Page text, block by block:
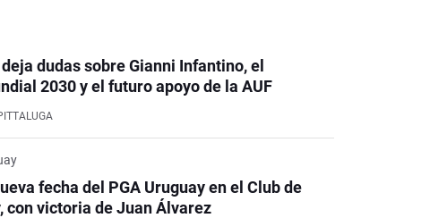
dudas sobre Gianni Infantino, el
2030 y el futuro apoyo de la AUF
fecha del PGA Uruguay en el Club de
con victoria de Juan Álvarez